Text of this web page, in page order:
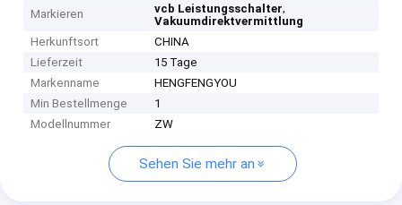
Markieren vcb Leistungsschalter,
Vakuumdirektvermittlung
Herkunftsort
CHINA
Lieferzeit
15 Tage
Markenname
HENGFENGYOU
Min Bestellmenge
1
Modellnummer
ZW
Sehen Sie mehr an